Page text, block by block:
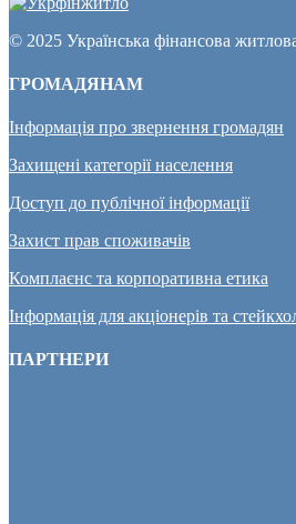
© 2025 Українська фінансова
ГРОМАДЯНАМ
Інформація про звернення громадян
Захищені категорії населення
Доступ до публічної інформації
Захист прав споживачів
Комплаєнс та корпоративна етика
Інформація для акціонерів та
ПАРТНЕРИ